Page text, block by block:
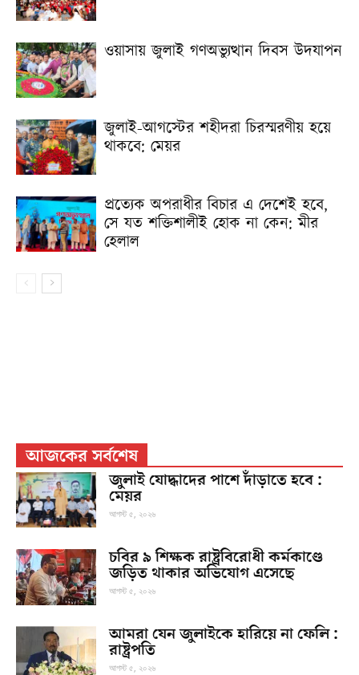
ওয়াসায় জুলাই গণঅভ্যুত্থান দিবস উদযাপন
জুলাই-আগস্টের শহীদরা চিরস্মরণীয় হয়ে
থাকবে: মেয়র
প্রত্যেক অপরাধীর বিচার এ দেশেই হবে,
সে যত শক্তিশালীই হোক না কেন: মীর
হেলাল
আজকের সর্বশেষ
জুলাই যোদ্ধাদের পাশে দাঁড়াতে হবে :
মেয়র
আগস্ট ৫, ২০২৬
চবির ৯ শিক্ষক রাষ্ট্রবিরোধী কর্মকাণ্ডে
জড়িত থাকার অভিযোগ এসেছে
আগস্ট ৫, ২০২৬
আমরা যেন জুলাইকে হারিয়ে না ফেলি :
রাষ্ট্রপতি
আগস্ট ৫, ২০২৬